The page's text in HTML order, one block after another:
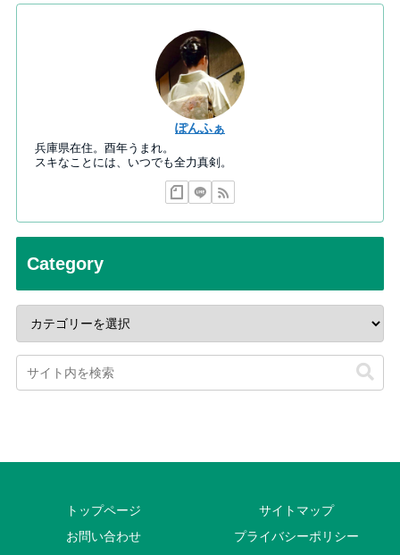
ぽんふぁ
兵庫県在住。酉年うまれ。
スキなことには、いつでも全力真剣。
Category
トップページ
サイトマップ
お問い合わせ
プライバシーポリシー